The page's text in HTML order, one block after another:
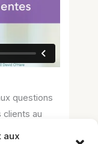
aux
questions
au